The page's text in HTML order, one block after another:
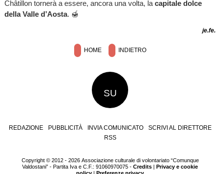
Châtillon tornerà a essere, ancora una volta, la capitale dolce
della Valle d’Aosta. 🍯
je.fe.
HOME INDIETRO
SU
REDAZIONE PUBBLICITÀ INVIA COMUNICATO
SCRIVI AL DIRETTORE
RSS
Copyright © 2012 - 2026 Associazione culturale di volontariato “Comunque
Valdostani” - Partita Iva e C.F.: 91060970075 - Credits | Privacy e cookie
policy | Preferenze privacy